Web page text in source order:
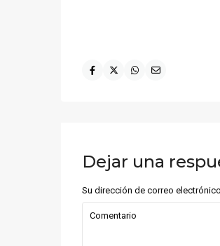
Dejar una
Su dirección de correo